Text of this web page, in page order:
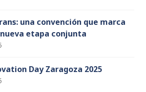
una convención que marca
etapa conjunta
Day Zaragoza 2025